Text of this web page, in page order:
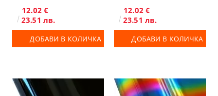
12.02 €
23.51 лв.
ДОБАВИ В КОЛИЧКА
12.02 €
23.51 лв.
ДОБАВИ В КОЛИЧКА